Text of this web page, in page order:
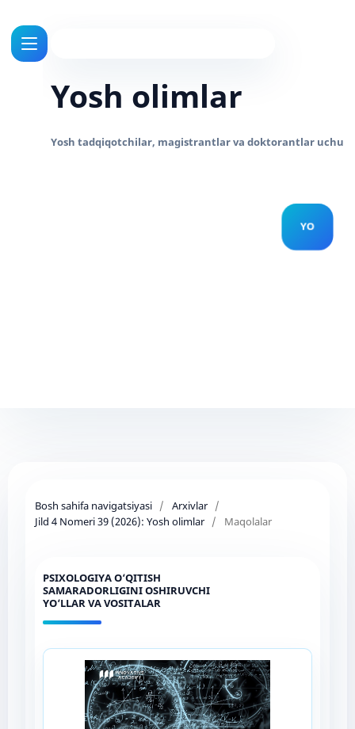
Yosh olimlar
Bosh sahifa navigatsiyasi / Arxivlar /
Jild 4 Nomeri 39 (2026): Yosh olimlar / Maqolalar
PSIXOLOGIYA O‘QITISH
SAMARADORLIGINI OSHIRUVCHI
YO‘LLAR VA VOSITALAR